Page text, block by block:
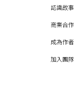
認識故事
商業合作
成為作者
加入團隊